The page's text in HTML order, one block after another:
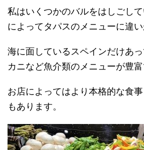
私はいくつかのバルをはしごし
によってタパスのメニューに違い
海に面しているスペインだけあっ
カニなど魚介類のメニューが豊富
お店によってはより本格的な食
もあります。